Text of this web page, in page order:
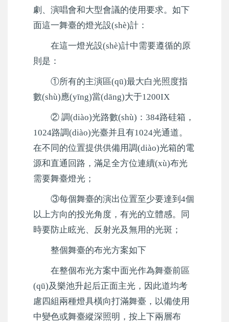
劇、演唱會和大型會議的使用要求。如下
面這一舞臺的燈光設(shè)計：
在這一燈光設(shè)計中需要遵循的原
則是：
①所有的主演區(qū)最大白光照度指
數(shù)應(yīng)當(dāng)大于1200IX
② 調(diào)光路數(shù)：384路硅箱，
1024路調(diào)光臺并且有1024光通道。
在不同的位置提供供備用調(diào)光箱的電
源和直通回路，滿足全方位連續(xù)布光
需要舞臺燈光；
③每個舞臺的演出位置至少要達到4個
以上方向的投光角度，有光的立體感。同
時要防止眩光、反射光及無用的光斑；
整個舞臺的布光方案如下
在整個布光方案中面光作為舞臺前區
(qū)及樂池升起后正面主光，因此道均考
慮四組兩種燈具橫向打滿舞臺，以備使用
中變色或舞臺縱深照明，按上下兩層布